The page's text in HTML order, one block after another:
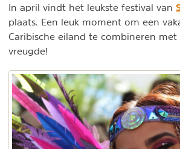
In april vindt het leukste festival van
plaats. Een leuk moment om een
Caribische eiland te combineren met
vreugde!